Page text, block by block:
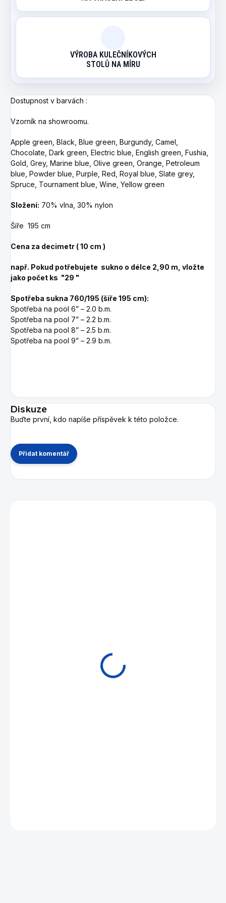
VÝROBA KULEČNÍKOVÝCH
STOLŮ NA MÍRU
Dostupnost v barvách :
Vzorník na showroomu.
Apple green, Black, Blue green, Burgundy, Camel,
Chocolate, Dark green, Electric blue, English green, Fushia,
Gold, Grey, Marine blue, Olive green, Orange, Petroleum
blue, Powder blue, Purple, Red, Royal blue, Slate grey,
Spruce, Tournament blue, Wine, Yellow green
Složení: 70% vlna, 30% nylon
Šíře 195 cm
Cena za decimetr ( 10 cm )
např. Pokud potřebujete sukno o délce 2,90 m, vložte
jako počet ks "29 "
Spotřeba sukna 760/195 (šíře 195 cm):
Spotřeba na pool 6” – 2.0 b.m.
Spotřeba na pool 7” – 2.2 b.m.
Spotřeba na pool 8” – 2.5 b.m.
Spotřeba na pool 9” – 2.9 b.m.
Diskuze
Buďte první, kdo napíše příspěvek k této položce.
Přidat komentář